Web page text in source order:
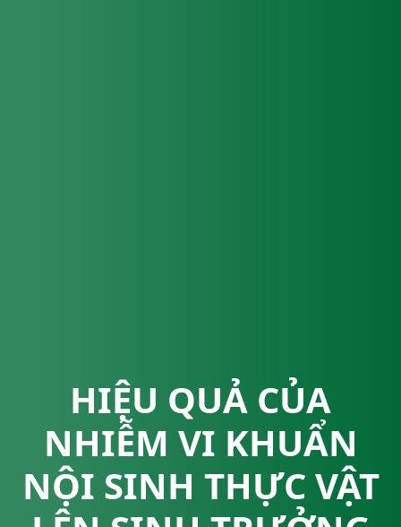
HIỆU QUẢ CỦA
NHIỄM VI KHUẨN
NỘI SINH THỰC VẬT